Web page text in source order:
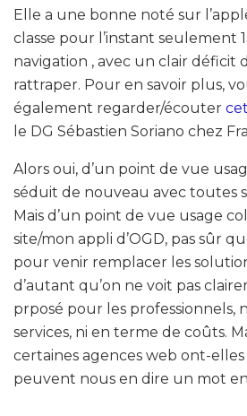
Elle a une bonne noté sur
classe pour l’instant seulement
navigation , avec un clair déficit
rattraper. Pour en savoir plus,
également regarder/écouter
le DG Sébastien Soriano chez
Alors oui, d’un point de vue
séduit de nouveau avec toutes
Mais d’un point de vue usage
site/mon appli d’OGD, pas sûr
pour venir remplacer les
d’autant qu’on ne voit pas
prposé pour les professionnels,
services, ni en terme de coûts.
certaines agences web ont-
peuvent nous en dire un mot